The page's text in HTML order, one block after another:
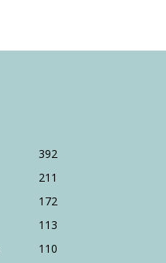
392
211
172
113
110